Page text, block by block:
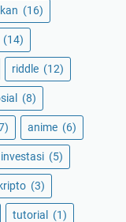
(16)
(14)
riddle (12)
(8)
anime (6)
investasi (5)
kripto (3)
tutorial (1)